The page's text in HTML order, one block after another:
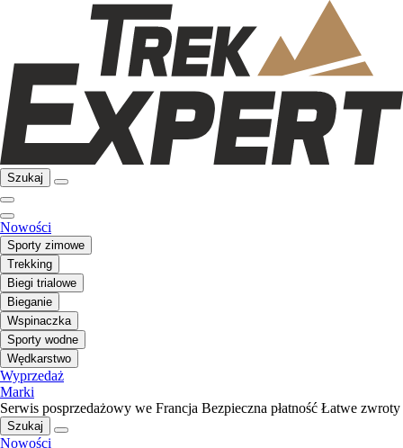
Szukaj
Nowości
Sporty zimowe
Trekking
Biegi trialowe
Bieganie
Wspinaczka
Sporty wodne
Wędkarstwo
Wyprzedaż
Marki
Serwis posprzedażowy we Francja Bezpieczna płatność Łatwe zwroty
Szukaj
Nowości